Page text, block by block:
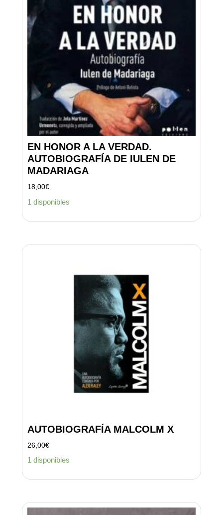
EN HONOR A LA VERDAD.
AUTOBIOGRAFÍA DE IULEN DE
MADARIAGA
18,00€
1 disponibles
AUTOBIOGRAFÍA MALCOLM X
26,00€
1 disponibles